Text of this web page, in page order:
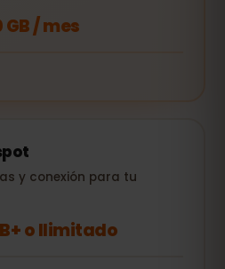
GB / mes
y conexión para tu
o Ilimitado